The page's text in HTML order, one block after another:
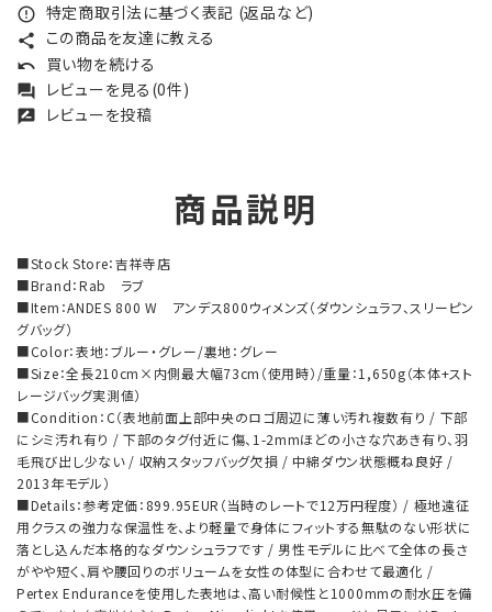
error_outline 特定商取引法に基づく表記 (返品など)
share この商品を友達に教える
undo 買い物を続ける
forum レビューを見る(0件)
rate_review レビューを投稿
商品説明
■Stock Store：吉祥寺店
■Brand：Rab ラブ
■Item：ANDES 800 W アンデス800ウィメンズ（ダウンシュラフ、スリーピン
グバッグ）
■Color：表地：ブルー・グレー/裏地：グレー
■Size：全長210cm×内側最大幅73cm（使用時）/重量：1,650g（本体+スト
レージバッグ実測値）
■Condition：C（表地前面上部中央のロゴ周辺に薄い汚れ複数有り / 下部
にシミ汚れ有り / 下部のタグ付近に傷、1-2mmほどの小さな穴あき有り、羽
毛飛び出し少ない / 収納スタッフバッグ欠損 / 中綿ダウン状態概ね良好 /
2013年モデル）
■Details：参考定価：899.95EUR（当時のレートで12万円程度） / 極地遠征
用クラスの強力な保温性を、より軽量で身体にフィットする無駄のない形状に
落とし込んだ本格的なダウンシュラフです / 男性モデルに比べて全体の長さ
がやや短く、肩や腰回りのボリュームを女性の体型に合わせて最適化 /
Pertex Enduranceを使用した表地は、高い耐候性と1000mmの耐水圧を備